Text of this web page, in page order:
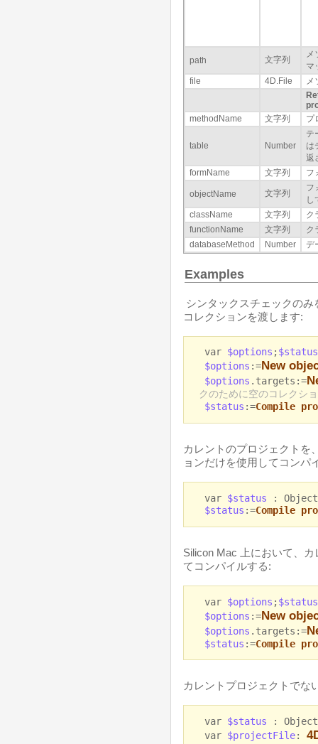
path 文字列
メ
マ
file
4D.File
メ
methodName
文字列 プ
table Number
テ
は
返
formName
文字列 フ
objectName 文字列
フ
し
className
文字列
ク
functionName
文字列
ク
databaseMethod
Number デ
Examples
シンタックスチェックの
コレクションを渡します:
var$options ;
$options :=New
$options .targets:=
クのために空のコレクシ
$status :=Compile
カレントのプロジェクトを
ョンだけを使用してコンパ
var$status
: Object
$status :=Compile
Silicon Mac 上において、
てコンパイルする:
var$options ;
$options :=New
$options .targets:=
$status :=Compile
カレントプロジェクトでな
var$status
: Object
var$projectFile: